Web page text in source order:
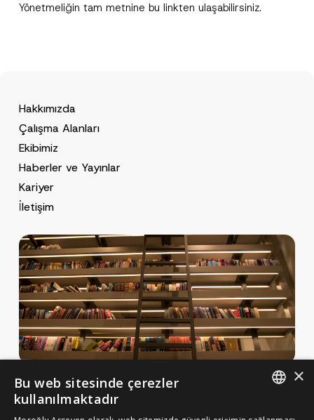
Yönetmeliğin tam metnine bu linkten ulaşabilirsiniz.
Hakkımızda
Çalışma Alanları
Ekibimiz
Haberler ve Yayınlar
Kariyer
İletişim
Haberler ve Yayınlar
*
×
Bu web sitesinde çerezler
kullanılmaktadır